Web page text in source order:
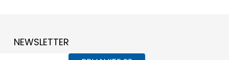
NEWSLETTER